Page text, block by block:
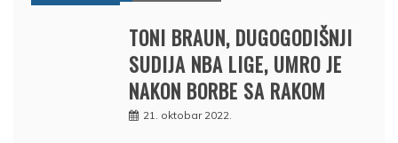
TONI BRAUN, DUGOGODIŠNJI
SUDIJA NBA LIGE, UMRO JE
NAKON BORBE SA RAKOM
21. oktobar 2022.